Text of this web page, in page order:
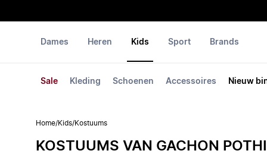
Dames Heren Kids
Sale Kleding Schoenen Accessoires Nieuw
Sport Brands
Home/Kids/Kostuums
KOSTUUMS VAN GACHON